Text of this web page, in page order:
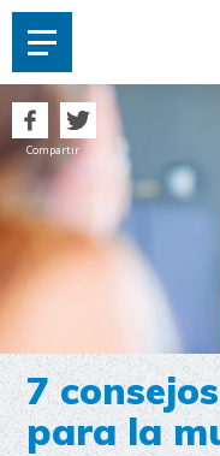
7
para la
Compartir